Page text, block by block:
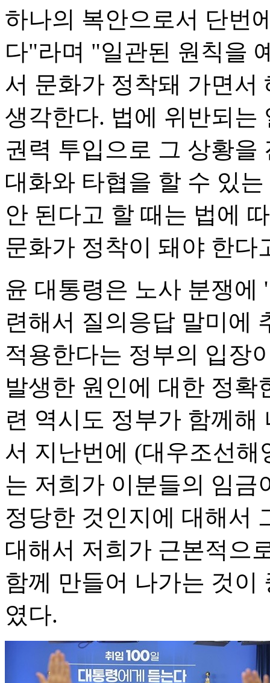
하나의 복안으로서 단번
다"라며 "일관된 원칙을
서 문화가 정착돼 가면서
생각한다. 법에 위반되는
권력 투입으로 그 상황을
대화와 타협을 할 수 있
안 된다고 할 때는 법에
문화가 정착이 돼야 한다
윤 대통령은 노사 분쟁에
련해서 질의응답 말미에
적용한다는 정부의 입장
발생한 원인에 대한 정확
련 역시도 정부가 함께해
서 지난번에 (대우조선
는 저희가 이분들의 임금
정당한 것인지에 대해서
대해서 저희가 근본적으
함께 만들어 나가는 것
였다.